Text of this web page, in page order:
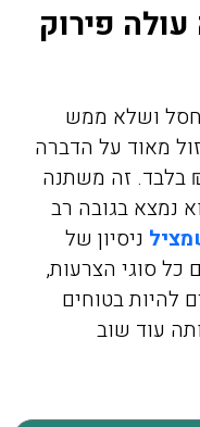
פירוק
ושלא ממש
מאוד על הדברה
הקן שלה – החל מ-250 ₪ בלבד. זה משתנה
נמצא בגובה רב
ניסיון של
עם כל סוגי הצרעות,
להיות בטוחים
עוד שוב